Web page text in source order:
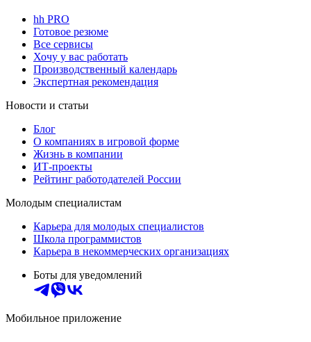
hh PRO
Готовое резюме
Все сервисы
Хочу у вас работать
Производственный календарь
Экспертная рекомендация
Новости и статьи
Блог
О компаниях в игровой форме
Жизнь в компании
ИТ-проекты
Рейтинг работодателей России
Молодым специалистам
Карьера для молодых специалистов
Школа программистов
Карьера в некоммерческих организациях
Боты для уведомлений
Мобильное приложение